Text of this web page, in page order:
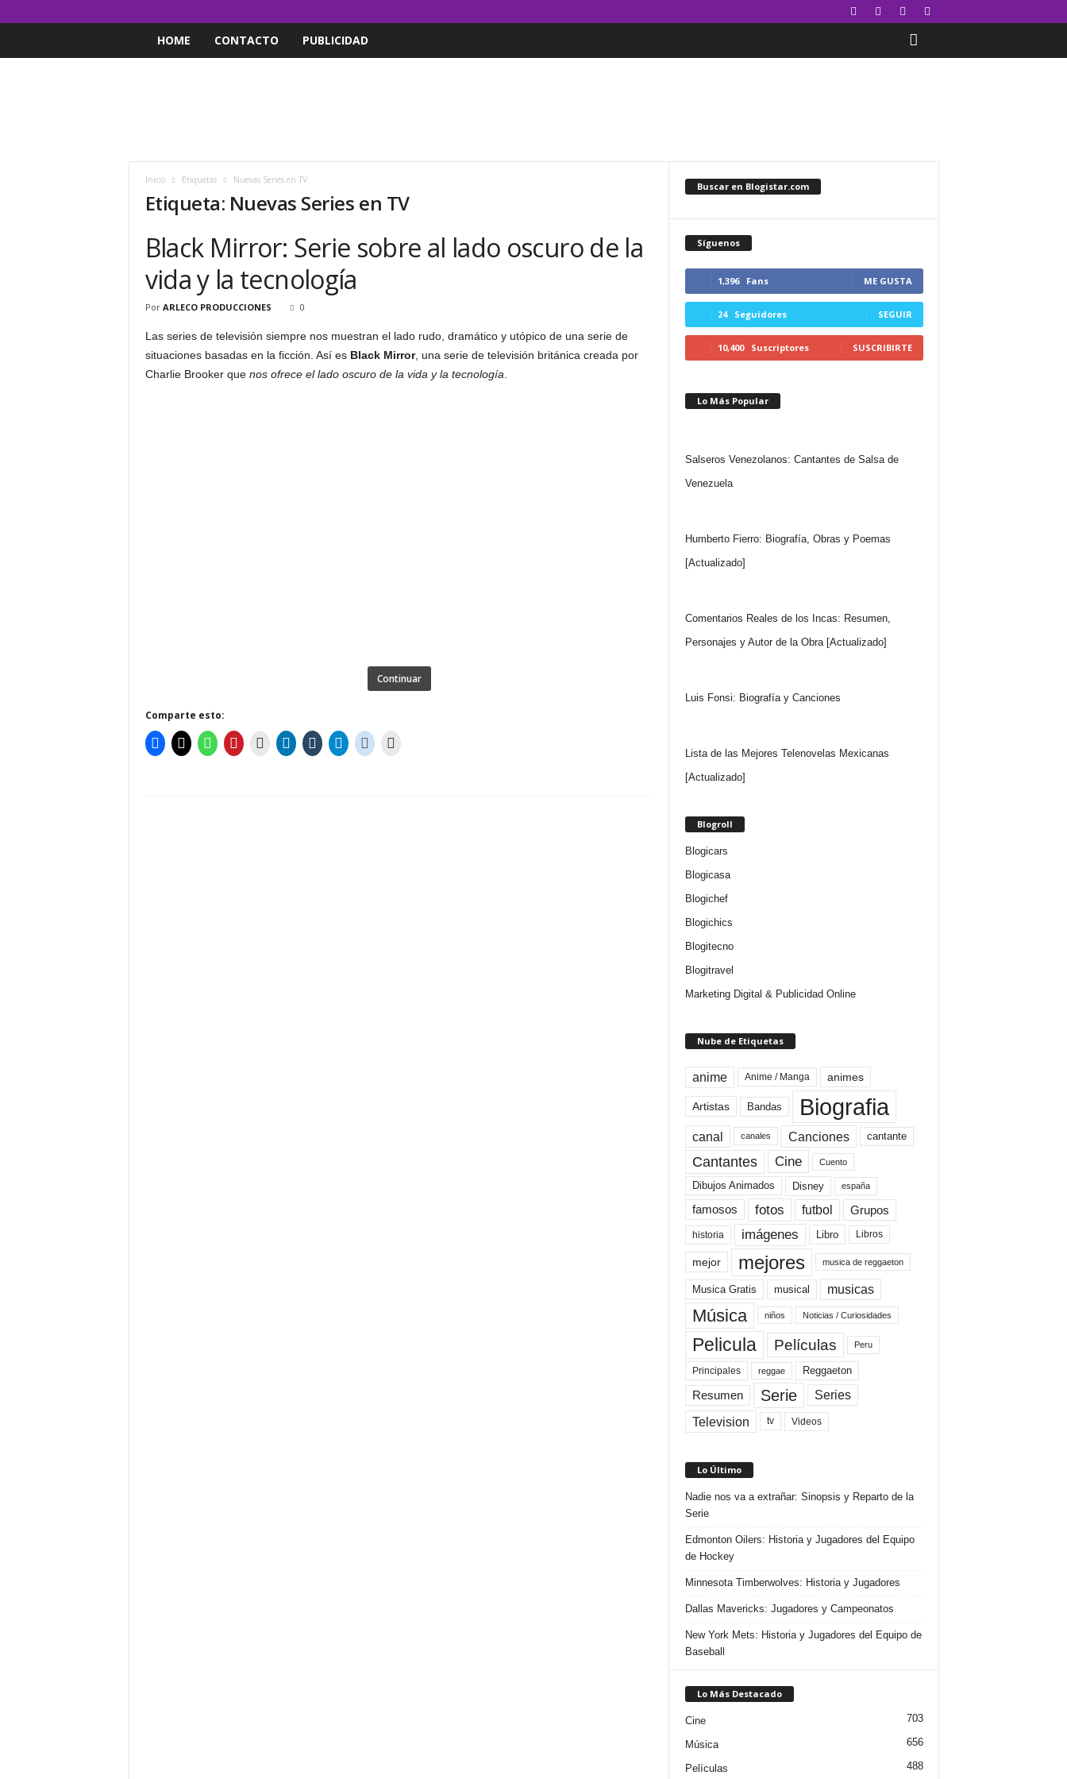
HOME CONTACTO PUBLICIDAD
Inicio Etiquetas Nuevas Series en TV
Etiqueta: Nuevas Series en TV
Black Mirror: Serie sobre al lado oscuro de la
vida y la tecnología
Por ARLECO PRODUCCIONES 0
Las series de televisión siempre nos muestran el lado rudo, dramático y utópico de una serie de
situaciones basadas en la ficción. Así es Black Mirror, una serie de televisión británica creada por
Charlie Brooker que nos ofrece el lado oscuro de la vida y la tecnología
Continuar
Comparte esto:
Buscar en Blogistar.com
Síguenos
1,396 Fans ME GUSTA
24 Seguidores SEGUIR
10,400 Suscriptores SUSCRIBIRTE
Lo Más Popular
Salseros Venezolanos: Cantantes de Salsa de
Venezuela
Humberto Fierro: Biografía, Obras y Poemas
[Actualizado]
Comentarios Reales de los Incas: Resumen,
Personajes y Autor de la Obra [Actualizado]
Luis Fonsi: Biografía y Canciones
Lista de las Mejores Telenovelas Mexicanas
[Actualizado]
Blogroll
Blogicars
Blogicasa
Blogichef
Blogichics
Blogitecno
Blogitravel
Marketing Digital & Publicidad Online
Nube de Etiquetas
anime Anime / Manga animes
Artistas Bandas Biografia
canal canales Canciones cantante
Cantantes Cine Cuento
Dibujos Animados Disney españa
famosos fotos futbol Grupos
historia imágenes Libro Libros
mejor mejores musica de reggaeton
Musica Gratis musical musicas
Música niños Noticias / Curiosidades
Pelicula Películas Peru
Principales reggae Reggaeton
Resumen Serie Series
Television tv Videos
Lo Último
Nadie nos va a extrañar: Sinopsis y Reparto de la
Serie
Edmonton Oilers: Historia y Jugadores del Equipo
de Hockey
Minnesota Timberwolves: Historia y Jugadores
Dallas Mavericks: Jugadores y Campeonatos
New York Mets: Historia y Jugadores del Equipo de
Baseball
Lo Más Destacado
Cine 703
Música 656
Películas 488